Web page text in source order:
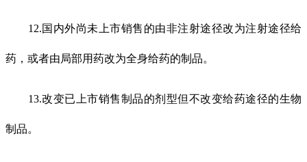
12.国内外尚未上市销售的由非注射途径改为注射途径给
药，或者由局部用药改为全身给药的制品。
13.改变已上市销售制品的剂型但不改变给药途径的生物
制品。